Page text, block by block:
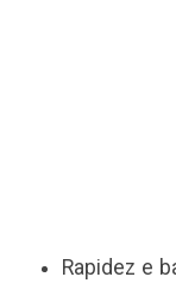
Rapidez e